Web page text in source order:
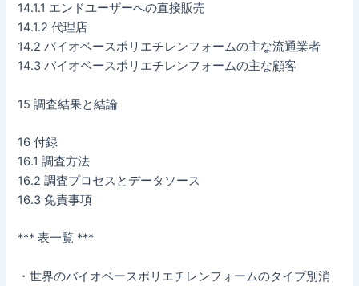
14.1.1 エンドユーザーへの直接販売
14.1.2 代理店
14.2 バイオベースポリエチレンフォームの主な流通業者
14.3 バイオベースポリエチレンフォームの主な顧客
15 調査結果と結論
16 付録
16.1 調査方法
16.2 調査プロセスとデータソース
16.3 免責事項
*** 表一覧 ***
・世界のバイオベースポリエチレンフォームのタイプ別消